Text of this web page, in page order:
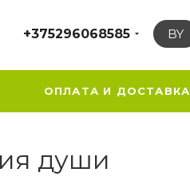
+375296068585 BY
ОПЛАТА И ДОСТАВКА
души